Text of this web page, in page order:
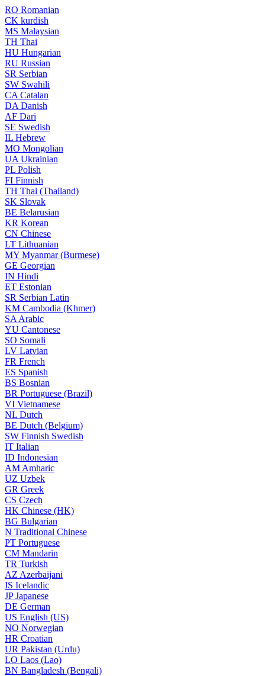
RO Romanian
CK kurdish
MS Malaysian
TH Thai
HU Hungarian
RU Russian
SR Serbian
SW Swahili
CA Catalan
DA Danish
AF Dari
SE Swedish
IL Hebrew
MO Mongolian
UA Ukrainian
PL Polish
FI Finnish
TH Thai (Thailand)
SK Slovak
BE Belarusian
KR Korean
CN Chinese
LT Lithuanian
MY Myanmar (Burmese)
GE Georgian
IN Hindi
ET Estonian
SR Serbian Latin
KM Cambodia (Khmer)
SA Arabic
YU Cantonese
SO Somali
LV Latvian
FR French
ES Spanish
BS Bosnian
BR Portuguese (Brazil)
VI Vietnamese
NL Dutch
BE Dutch (Belgium)
SW Finnish Swedish
IT Italian
ID Indonesian
AM Amharic
UZ Uzbek
GR Greek
CS Czech
HK Chinese (HK)
BG Bulgarian
N Traditional Chinese
PT Portuguese
CM Mandarin
TR Turkish
AZ Azerbaijani
IS Icelandic
JPJapanese
DE German
US English (US)
NO Norwegian
HR Croatian
UR Pakistan (Urdu)
LO Laos (Lao)
BN Bangladesh (Bengali)